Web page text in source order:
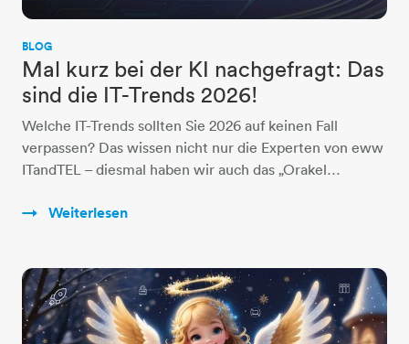
BLOG
Mal kurz bei der KI nachgefragt: Das
sind die IT-Trends 2026!
Welche IT-Trends sollten Sie 2026 auf keinen Fall
verpassen? Das wissen nicht nur die Experten von eww
ITandTEL – diesmal haben wir auch das „Orakel…
Weiterlesen